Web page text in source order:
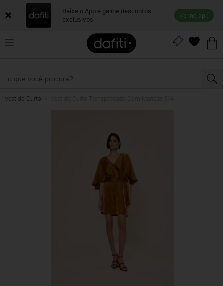
Baixe o App e ganhe descontos
exclusivos
Ver no app
Vestido Curto